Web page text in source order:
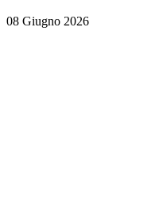
08 Giugno 2026